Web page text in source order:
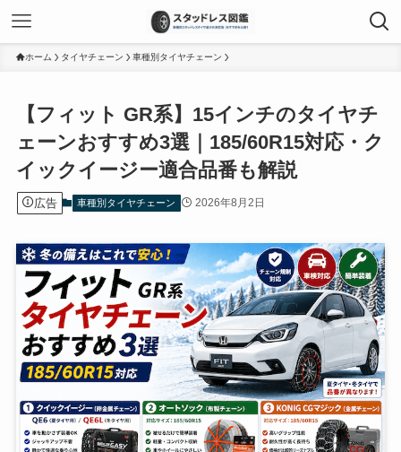
ホーム タイヤチェーン 車種別タイヤチェーン
【フィット GR系】15インチのタイヤチ
ェーンおすすめ3選｜185/60R15対応・ク
イックイージー適合品番も解説
広告 車種別タイヤチェーン 2026年8月2日